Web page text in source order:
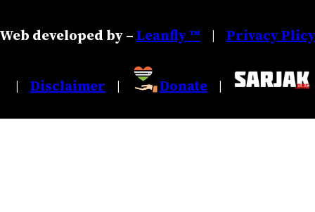
Web developed by –Leanfly ™ | Privacy Plicy
| Disclaimer | Donate |